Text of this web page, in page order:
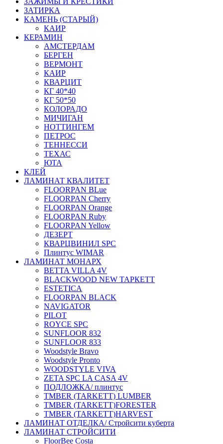
ЗАТИРКА
КАМЕНЬ (СТАРЫЙ)
КАИР
КЕРАМИН
АМСТЕРДАМ
БЕРГЕН
ВЕРМОНТ
КАИР
КВАРЦИТ
КГ 40*40
КГ 50*50
КОЛОРАДО
МИЧИГАН
НОТТИНГЕМ
ПЕТРОС
ТЕННЕССИ
ТЕХАС
ЮТА
КЛЕЙ
ЛАМИНАТ КВАЛИТЕТ
FLOORPAN BLue
FLOORPAN Cherry
FLOORPAN Orange
FLOORPAN Ruby
FLOORPAN Yellow
ДЕЗЕРТ
КВАРЦВИНИЛ SPC
Плинтус WIMAR
ЛАМИНАТ МОНАРХ
BETTA VILLA 4V
BLACKWOOD NEW ТАРКЕТТ
ESTETICA
FLOORPAN BLACK
NAVIGATOR
PILOT
ROYCE SPC
SUNFLOOR 832
SUNFLOOR 833
Woodstyle Bravo
Woodstyle Pronto
WOODSTYLE VIVA
ZETA SPC LA CASA 4V
ПОДЛОЖКА/ плинтус
ТMBER (TARKETT) LUMBER
ТMBER (TARKETT)FORESTER
ТMBER (TARKETT)HARVEST
ЛАМИНАТ ОТДЕЛКА/ Стройсити куберта
ЛАМИНАТ СТРОЙСИТИ
FloorBee Costa